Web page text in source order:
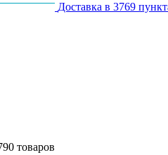
Доставка в 3769
товаров